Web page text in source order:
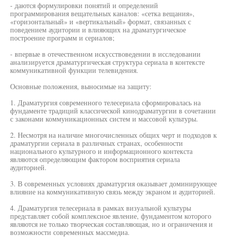
- даются формулировки понятий и определений
программирования вещательных каналов: «сетка вещания»,
«горизонтальный» и «вертикальный» формат, связанных с
поведением аудитории и влияющих на драматургическое
построение программ и сериалов;
- впервые в отечественном искусствоведении в исследовании
анализируется драматургическая структура сериала в контексте
коммуникативной функции телевидения.
Основные положения, выносимые на защиту:
1. Драматургия современного телесериала сформировалась на
фундаменте традиций классической кинодраматургии в сочетании
с законами коммуникационных систем и массовой культуры.
2. Несмотря на наличие многочисленных общих черт и подходов к
драматургии сериала в различных странах, особенности
национального культурного и информационного контекста
являются определяющим фактором восприятия сериала
аудиторией.
3. В современных условиях драматургия оказывает доминирующее
влияние на коммуникативную связь между экраном и аудиторией.
4. Драматургия телесериала в рамках визуальной культуры
представляет собой комплексное явление, фундаментом которого
являются не только творческая составляющая, но и ограничения и
возможности современных массмедиа.